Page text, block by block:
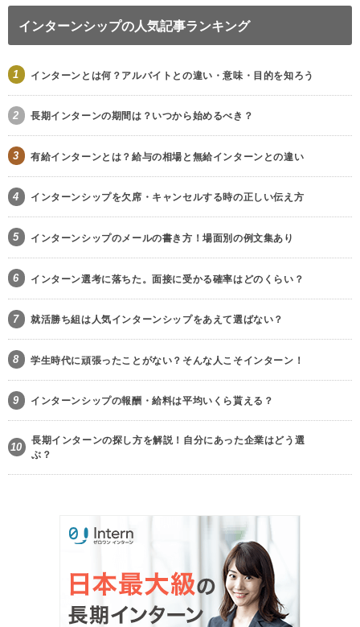
インターンシップの人気記事ランキング
1 インターンとは何？アルバイトとの違い・意味・目的を知ろう
2 長期インターンの期間は？いつから始めるべき？
3 有給インターンとは？給与の相場と無給インターンとの違い
4 インターンシップを欠席・キャンセルする時の正しい伝え方
5 インターンシップのメールの書き方！場面別の例文集あり
6 インターン選考に落ちた。面接に受かる確率はどのくらい？
7 就活勝ち組は人気インターンシップをあえて選ばない？
8 学生時代に頑張ったことがない？そんな人こそインターン！
9 インターンシップの報酬・給料は平均いくら貰える？
10
長期インターンの探し方を解説！自分にあった企業はどう選
ぶ？